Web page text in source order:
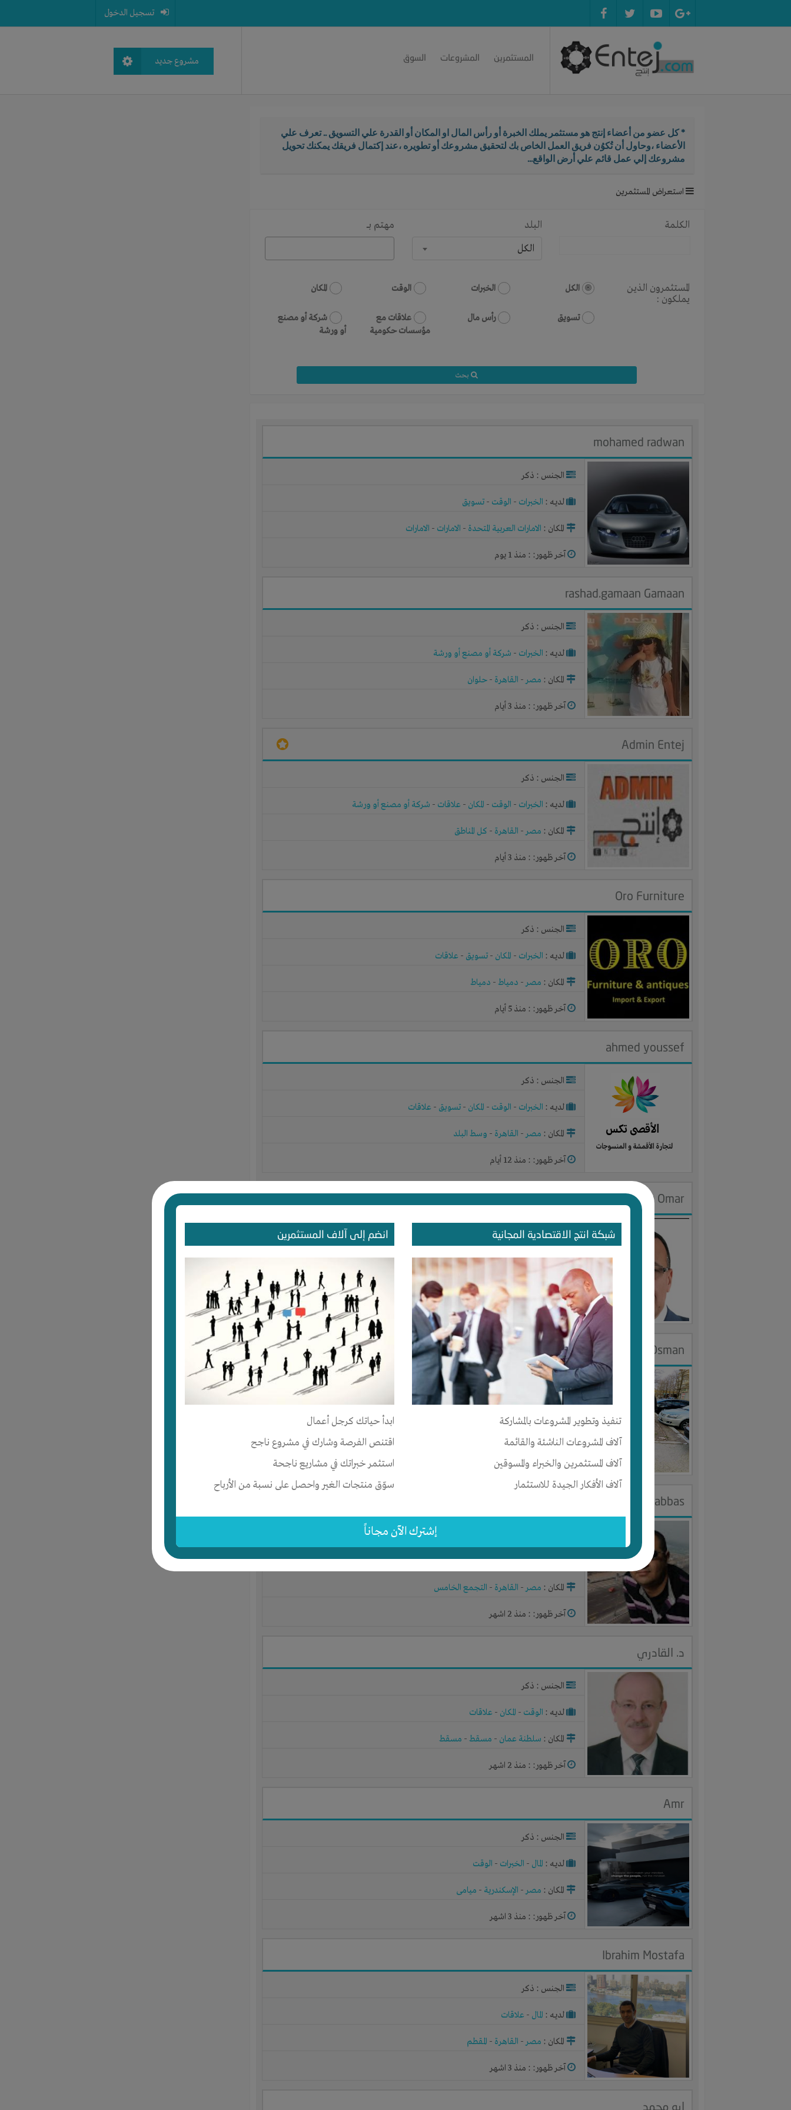
شبكة انتج الاقتصادية المجانية
تنفيذ وتطوير المشروعات بالمشاركة
آلاف المشروعات الناشئة والقائمة
آلاف المستثمرين والخبراء والمسوقين
آلاف الأفكار الجيدة للاستثمار
انضم إلى آلاف المستثمرين
ابدأ حياتك كرجل أعمال
اقتنص الفرصة وشارك في مشروع ناجح
استثمر خبراتك في مشاريع ناجحة
سوّق منتجات الغير واحصل على نسبة من الأرباح
إشترك الآن مجاناً
تسجيل الدخول
المستثمرين المشروعات السوق مشروع جديد
* كل عضو من أعضاء إنتج هو مستثمر يملك الخبرة أو رأس المال او المكان أو القدرة علي التسويق .. تعرف علي
الأعضاء ،وحاول أن تُكوُن فريق العمل الخاص بك لتحقيق مشروعك أو تطويره ،عند إكتمال فريقك يمكنك تحويل
مشروعك إلي عمل قائم علي أرض الواقع...
استعراض المستثمرين
الكلمة
البلد
الكل
مهتم بـــ
المستثمرون الذين
يملكون :
الكل الخبرات الوقت المكان
تسويق رأس مال
علاقات مع
مؤسسات حكومية
شركة أو مصنع
أو ورشة
بحث
mohamed radwan
الجنس : ذكر
لديـه : الخبرات - الوقت - تسويق
المكان : الامارات العربية المتحدة - الامارات - الامارات
آخر ظهور: : منذ 1 يوم
rashad.gamaan Gamaan
الجنس : ذكر
لديـه : الخبرات - شركة أو مصنع أو ورشة
المكان : مصر- القاهرة - حلوان
آخر ظهور: : منذ 3 أيام
Admin Entej
الجنس : ذكر
لديـه : الخبرات - الوقت - المكان - علاقات - شركة أو مصنع أو ورشة
المكان : مصر- القاهرة - كل المناطق
آخر ظهور: : منذ 3 أيام
Oro Furniture
الجنس : ذكر
لديـه : الخبرات - المكان - تسويق - علاقات
المكان : مصر- دمياط- دمياط
آخر ظهور: : منذ 5 أيام
ahmed youssef
الجنس : ذكر
لديـه : الخبرات - الوقت - المكان - تسويق - علاقات
المكان : مصر- القاهرة - وسط البلد
آخر ظهور: : منذ 12 أيام
Samy Omar
الجنس : ذكر
لديـه :الخبرات-علاقات
المكان : مصر-القاهرة- القاهرة
آخر ظهور: : منذ 12 أيام
DR.Eslam Osman
الجنس : ذكر
المكان : مصر -القاهرة
آخر ظهور: : منذ 2 اشهر
khaled abbas
لديـه :الوقت-شركة أو مصنع أو ورشة
المكان : مصر- القاهرة - التجمع الخامس
آخر ظهور: : منذ 2 اشهر
د. القادري
الجنس : ذكر
لديـه : الوقت - المكان - علاقات
المكان : سلطنة عمان - مسقط- مسقط
آخر ظهور: : منذ 2 اشهر
Amr
الجنس : ذكر
لديـه : المال - الخبرات - الوقت
المكان : مصر- الإسكندرية - ميامى
آخر ظهور: : منذ 3 اشهر
Ibrahim Mostafa
الجنس : ذكر
لديـه : المال - علاقات
المكان : مصر- القاهرة - المقطم
آخر ظهور: : منذ 3 اشهر
ابو محمد